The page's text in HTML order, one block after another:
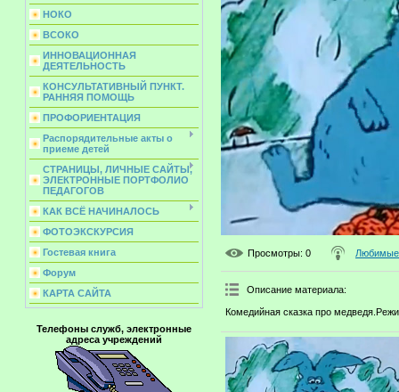
НОКО
ВСОКО
ИННОВАЦИОННАЯ
ДЕЯТЕЛЬНОСТЬ
КОНСУЛЬТАТИВНЫЙ ПУНКТ.
РАННЯЯ ПОМОЩЬ
ПРОФОРИЕНТАЦИЯ
Распорядительные акты о
приеме детей
СТРАНИЦЫ, ЛИЧНЫЕ САЙТЫ,
ЭЛЕКТРОННЫЕ ПОРТФОЛИО
ПЕДАГОГОВ
КАК ВСЁ НАЧИНАЛОСЬ
ФОТОЭКСКУРСИЯ
Гостевая книга
Форум
КАРТА САЙТА
Телефоны служб, электронные
адреса учреждений
Просмотры: 0 Любимые
Описание материала:
Комедийная сказка про